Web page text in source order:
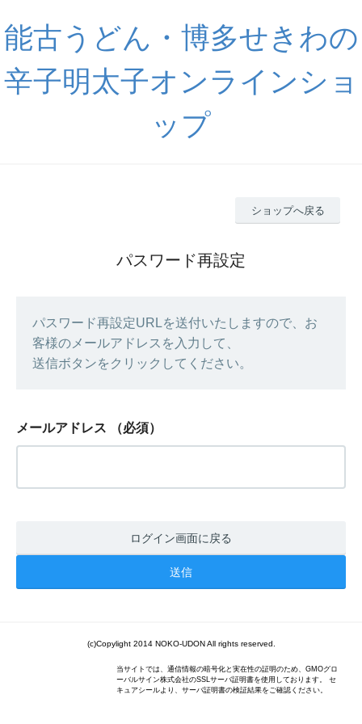
能古うどん・博多せきわの
辛子明太子オンラインショ
ップ
ショップへ戻る
パスワード再設定
パスワード再設定URLを送付いたしますので、お
客様のメールアドレスを入力して、
送信ボタンをクリックしてください。
メールアドレス （必須）
ログイン画面に戻る
(c)Copylight 2014 NOKO-UDON All rights reserved.
当サイトでは、通信情報の暗号化と実在性の証明のため、GMOグロ
ーバルサイン株式会社のSSLサーバ証明書を使用しております。 セ
キュアシールより、サーバ証明書の検証結果をご確認ください。